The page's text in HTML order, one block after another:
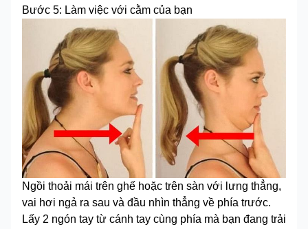
Bước 5: Làm việc với cằm của bạn
Ngồi thoải mái trên ghế hoặc trên sàn với lưng thẳng,
vai hơi ngả ra sau và đầu nhìn thẳng về phía trước.
Lấy 2 ngón tay từ cánh tay cùng phía mà bạn đang trải